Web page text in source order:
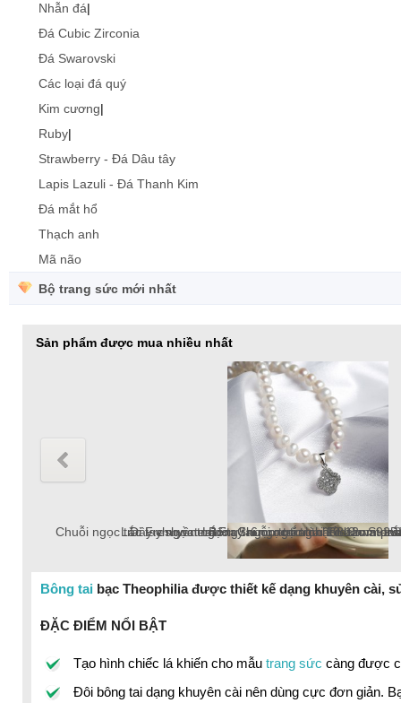
Nhẫn đá|
Đá Cubic Zirconia
Đá Swarovski
Các loại đá quý
Kim cương|
Ruby|
Strawberry - Đá Dâu tây
Lapis Lazuli - Đá Thanh Kim
Đá mắt hổ
Thạch anh
Mã não
Bộ trang sức mới nhất
Sản phẩm được mua nhiều nhất
Lắc tay ngọc trai Freshwater tròn 6-7mm trắng
Dây chuyền ngọc trai Freshwater tròn 6-7mm
Bông tai ngọc trai thật 8-9mm
Lắc tay ngọc trai tròn 10-12mm
Chuỗi ngọc trai Freshwater tròn 5-6mm trắng chốt bạc
Chuỗi ngọc trai Freshwater
Bông tai bạc Theophilia được thiết kế dạng khuyên cài,
ĐẶC ĐIỂM NỔI BẬT
Tạo hình chiếc lá khiến cho mẫu trang sức càng được
Đôi bông tai dạng khuyên cài nên dùng cực đơn giản.